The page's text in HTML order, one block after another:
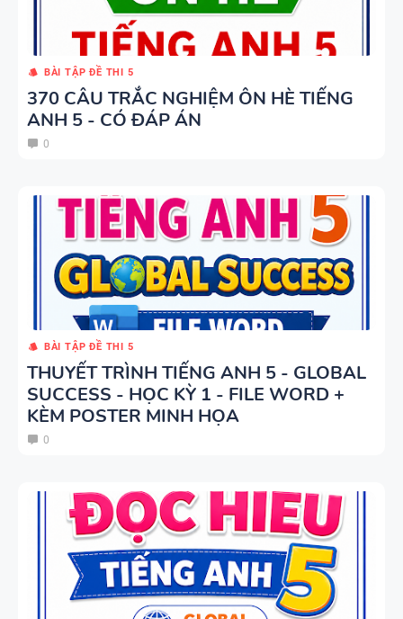
BÀI TẬP ĐỀ THI 5
370 CÂU TRẮC NGHIỆM ÔN HÈ TIẾNG
ANH 5 - CÓ ĐÁP ÁN
0
BÀI TẬP ĐỀ THI 5
THUYẾT TRÌNH TIẾNG ANH 5 - GLOBAL
SUCCESS - HỌC KỲ 1 - FILE WORD +
KÈM POSTER MINH HỌA
0